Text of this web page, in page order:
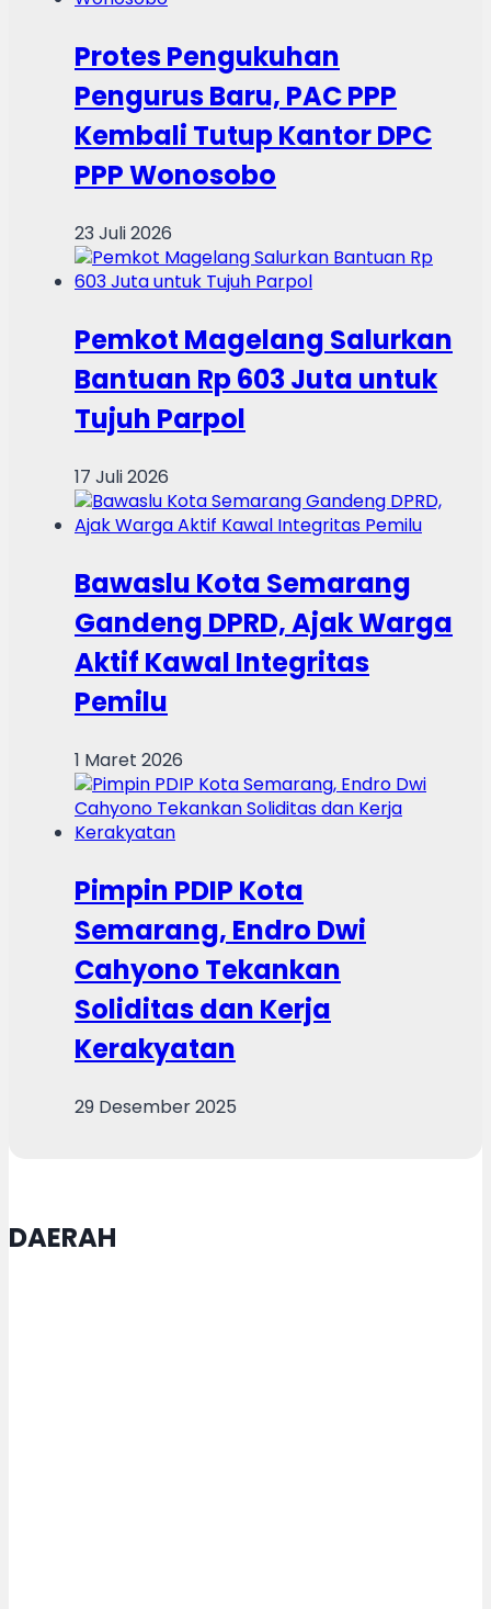
Protes Pengukuhan
Pengurus Baru, PAC PPP
Kembali Tutup Kantor DPC
PPP Wonosobo
23 Juli 2026
Pemkot Magelang Salurkan
Bantuan Rp 603 Juta untuk
Tujuh Parpol
17 Juli 2026
Bawaslu Kota Semarang
Gandeng DPRD, Ajak Warga
Aktif Kawal Integritas
Pemilu
1 Maret 2026
Pimpin PDIP Kota
Semarang, Endro Dwi
Cahyono Tekankan
Soliditas dan Kerja
Kerakyatan
29 Desember 2025
DAERAH